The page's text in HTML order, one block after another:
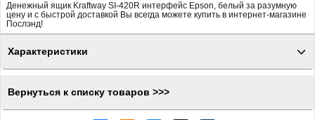
Денежный ящик Kraftway SI-420R интерфейс Epson, белый за разумную
цену и с быстрой доставкой Вы всегда можете купить в интернет-магазине
Послэнд!
Характеристики
Вернуться к списку товаров >>>